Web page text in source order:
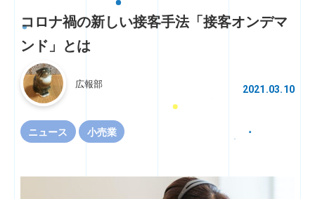
コロナ禍の新しい接客手法「接客オンデマ
ンド」とは
広報部 2021.03.10
ニュース 小売業